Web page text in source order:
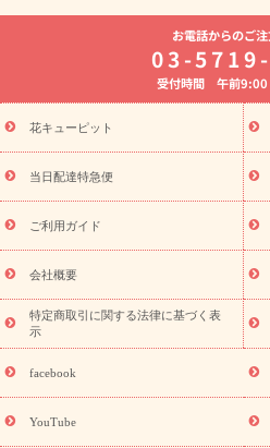
よく贈られる花
お祝いの花特
8月の誕生花(トルコキキョウ)
開
お供え・お悔やみ お供
通夜・葬儀に贈
ーブドフラワー
季節のイベント
特集
お盆 花（新盆・初盆） 季
盆・初盆）
お盆 花（新盆・初盆）
フト
お盆・お供え プリザーブドフ
レゼント特集
夏の花贈り・お中
敬老の日におくる花ギフト・プレ
花ギフト・プレゼント特集
敬老の
老の日 花鉢植えのギフト・プレゼン
フト・プレゼント特集
敬老の日の
ペーン
映画『ウォーターガーディ
「きょう誕生日なんです」キャン
誕生日フラワーギフト 誕生日フラ
9月の誕生花(リ
お電話からのご注
03-
受付時間 午前9:00
花キューピット
当日配達特急便
ご利用ガイド
会社概要
特定商取引に関する法律に基づく表
示
facebook
YouTube